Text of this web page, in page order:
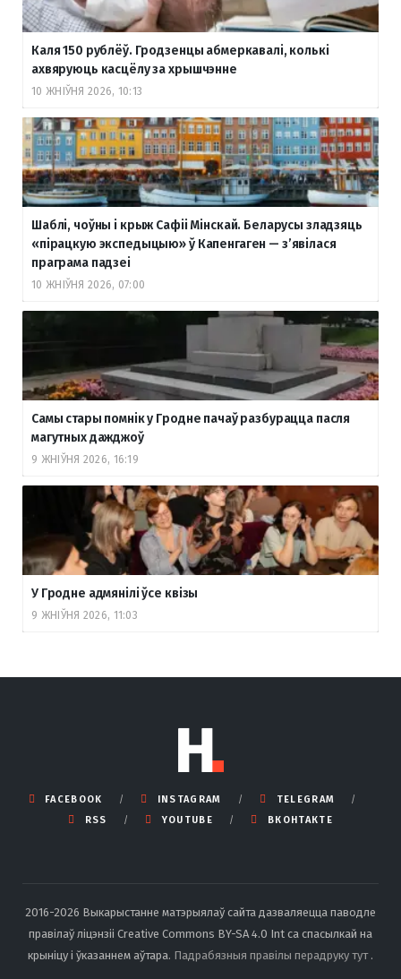
Каля 150 рублёў. Гродзенцы абмеркавалі, колькі
ахвяруюць касцёлу за хрышчэнне
10 ЖНІЎНЯ 2026, 10:13
Шаблі, чоўны і крыж Сафіі Мінскай. Беларусы зладзяць
«пірацкую экспедыцыю» ў Капенгаген — з’явілася
праграма падзеі
10 ЖНІЎНЯ 2026, 07:00
Самы стары помнік у Гродне пачаў разбурацца пасля
магутных дажджоў
9 ЖНІЎНЯ 2026, 16:19
У Гродне адмянілі ўсе квізы
9 ЖНІЎНЯ 2026, 11:03
FACEBOOK INSTAGRAM
TELEGRAM
RSS
YOUTUBE ВКОНТАКТЕ
2016-2026 Выкарыстанне матэрыялаў сайта дазваляецца паводле
правілаў ліцэнзіі Creative Commons BY-SA 4.0 Int са спасылкай на
крыніцу і ўказаннем аўтара. Падрабязныя правілы перадруку тут .